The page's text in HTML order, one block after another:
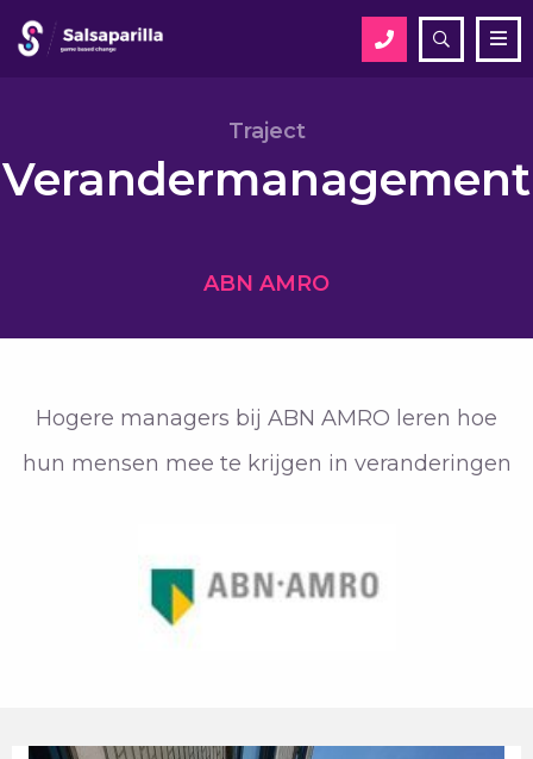
Open
zoekveld
Zoek
Traject
Verandermanagement
ABN AMRO
Hogere managers bij ABN AMRO leren hoe
hun mensen mee te krijgen in veranderingen